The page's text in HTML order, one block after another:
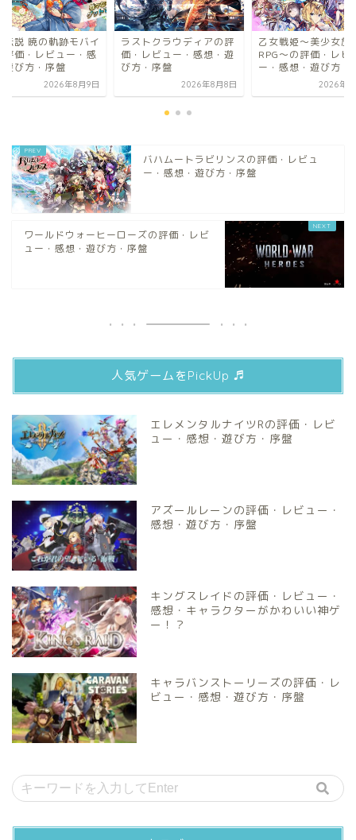
伝説 暁の軌跡モバイ
評価・レビュー・感
遊び方・序盤
2026年8月9日
ラストクラウディアの評
価・レビュー・感想・遊
び方・序盤
2026年8月8日
乙女戦姫〜美少女放
RPG〜の評価・レビ
ー・感想・遊び方・
2026年8
バハムートラビリンスの評価・レビュ
ー・感想・遊び方・序盤
ワールドウォーヒーローズの評価・レビ
ュー・感想・遊び方・序盤
人気ゲームをPickUp ♬
エレメンタルナイツRの評価・レビ
ュー・感想・遊び方・序盤
アズールレーンの評価・レビュー・
感想・遊び方・序盤
キングスレイドの評価・レビュー・
感想・キャラクターがかわいい神ゲ
ー！？
キャラバンストーリーズの評価・レ
ビュー・感想・遊び方・序盤